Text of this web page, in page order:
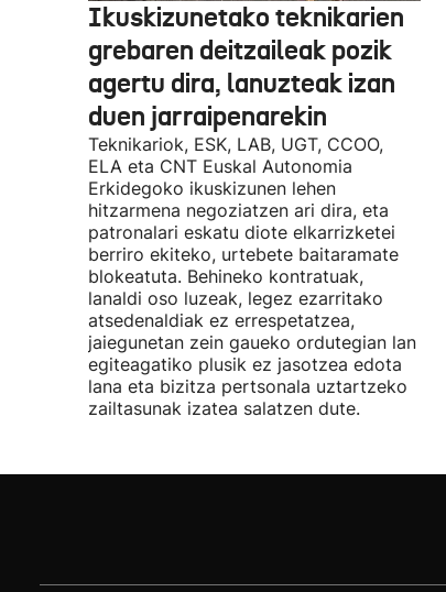
Ikuskizunetako teknikarien
grebaren deitzaileak pozik
agertu dira, lanuzteak izan
duen jarraipenarekin
Teknikariok, ESK, LAB, UGT, CCOO,
ELA eta CNT Euskal Autonomia
Erkidegoko ikuskizunen lehen
hitzarmena negoziatzen ari dira, eta
patronalari eskatu diote elkarrizketei
berriro ekiteko, urtebete baitaramate
blokeatuta. Behineko kontratuak,
lanaldi oso luzeak, legez ezarritako
atsedenaldiak ez errespetatzea,
jaiegunetan zein gaueko ordutegian lan
egiteagatiko plusik ez jasotzea edota
lana eta bizitza pertsonala uztartzeko
zailtasunak izatea salatzen dute.